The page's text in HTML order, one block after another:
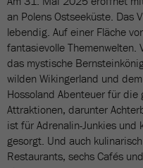
an Polens Ostseeküste. Das
lebendig. Auf einer Fläche
fantasievolle Themenwelten.
das mystische
wilden Wikingerland und
Hossoland Abenteuer für
Attraktionen, darunter
ist für Adrenalin-Junkies und
gesorgt. Und auch
Restaurants, sechs Cafés